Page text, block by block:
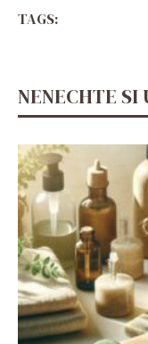
TAGS:
NENECHTE SI